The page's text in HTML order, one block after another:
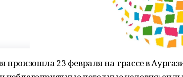
произошла 23 февраля на трассе в